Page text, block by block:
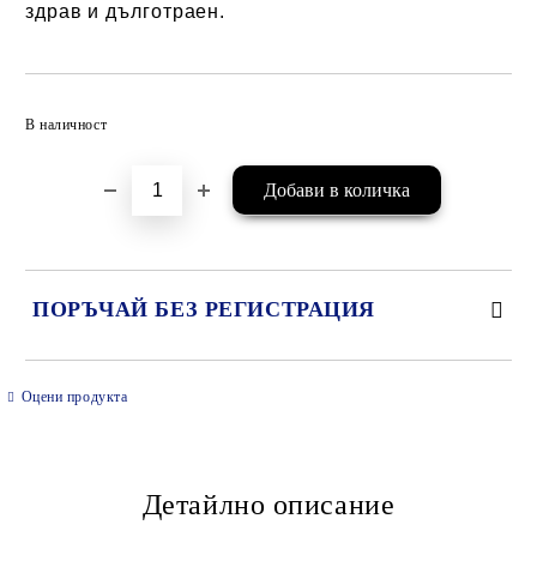
здрав и дълготраен.
В наличност
ПОРЪЧАЙ БЕЗ РЕГИСТРАЦИЯ
Ние ще се свържем с вас в рамките на работния ден.
Оцени продукта
Детайлно описание